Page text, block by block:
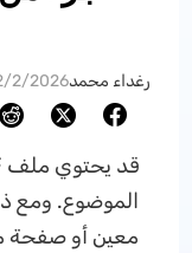
رغداء محمد2/2026
الموضوع. ومع
معين أو صفحة